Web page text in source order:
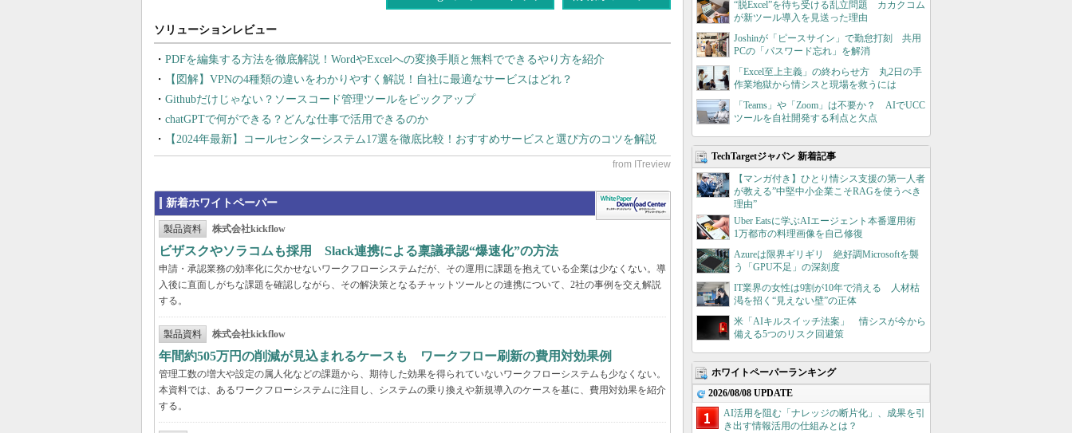
PDFを編集する方法を徹底解説！WordやExcelへの変換手順と無料でできるやり方を紹介
【図解】VPNの4種類の違いをわかりやすく解説！自社に最適なサービスはどれ？
Githubだけじゃない？ソースコード管理ツールをピックアップ
chatGPTで何ができる？どんな仕事で活用できるのか
【2024年最新】コールセンターシステム17選を徹底比較！おすすめサービスと選び方のコツを解説
新着ホワイトペーパー
製品資料 株式会社kickflow
ビザスクやソラコムも採用 Slack連携による稟議承認“爆速化”の方法
申請・承認業務の効率化に欠かせないワークフローシステムだが、その運用に課題を抱えている企業は少なくない。導
入後に直面しがちな課題を確認しながら、その解決策となるチャットツールとの連携について、2社の事例を交え解説
する。
製品資料 株式会社kickflow
年間約505万円の削減が見込まれるケースも ワークフロー刷新の費用対効果例
管理工数の増大や設定の属人化などの課題から、期待した効果を得られていないワークフローシステムも少なくない。
本資料では、あるワークフローシステムに注目し、システムの乗り換えや新規導入のケースを基に、費用対効果を紹介
する。
“脱Excel”を待ち受ける乱立問題 カカクコム
が新ツール導入を見送った理由
Joshinが「ピースサイン」で勤怠打刻 共用
PCの「パスワード忘れ」を解消
「Excel至上主義」の終わらせ方 丸2日の手
作業地獄から情シスと現場を救うには
「Teams」や「Zoom」は不要か？ AIでUCC
ツールを自社開発する利点と欠点
TechTargetジャパン 新着記事
【マンガ付き】ひとり情シス支援の第一人者
が教える”中堅中小企業こそRAGを使うべき
理由”
Uber Eatsに学ぶAIエージェント本番運用術
1万都市の料理画像を自己修復
Azureは限界ギリギリ 絶好調Microsoftを襲
う「GPU不足」の深刻度
IT業界の女性は9割が10年で消える 人材枯
渇を招く“見えない壁”の正体
米「AIキルスイッチ法案」 情シスが今から
備える5つのリスク回避策
ホワイトペーパーランキング
2026/08/08 UPDATE
AI活用を阻む「ナレッジの断片化」、成果を引
き出す情報活用の仕組みとは？